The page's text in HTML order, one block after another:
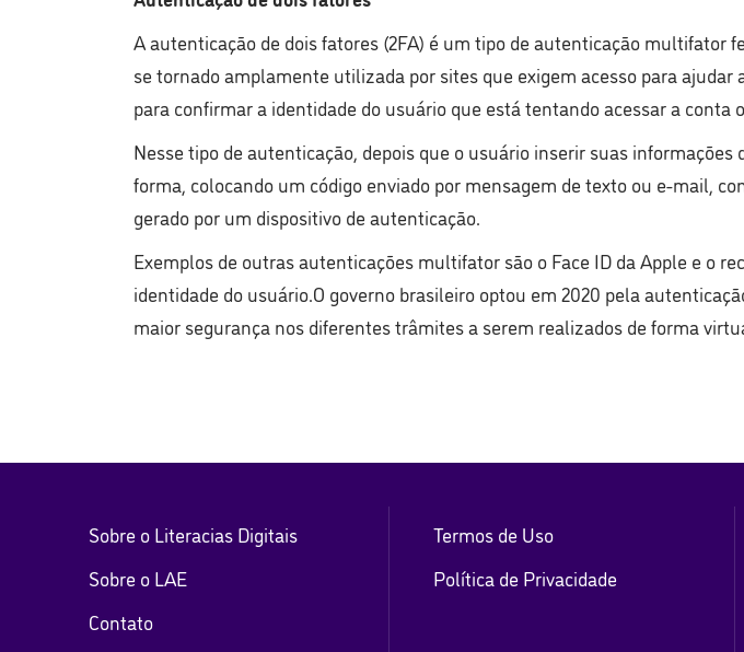
A autenticação de dois fatores (2FA) é um tipo de autenticação
se tornado amplamente utilizada por sites que exigem acesso para
para confirmar a identidade do usuário que está tentando acessar a conta
Nesse tipo de autenticação, depois que o usuário inserir suas
forma, colocando um código enviado por mensagem de texto ou e-mail,
gerado por um dispositivo de autenticação.
Exemplos de outras autenticações multifator são o Face ID da Apple e o
identidade do usuário.O governo brasileiro optou em 2020 pela
maior segurança nos diferentes trâmites a serem realizados de forma
Sobre o Literacias Digitais
Sobre o LAE
Contato
Termos de Uso
Política de Privacidade